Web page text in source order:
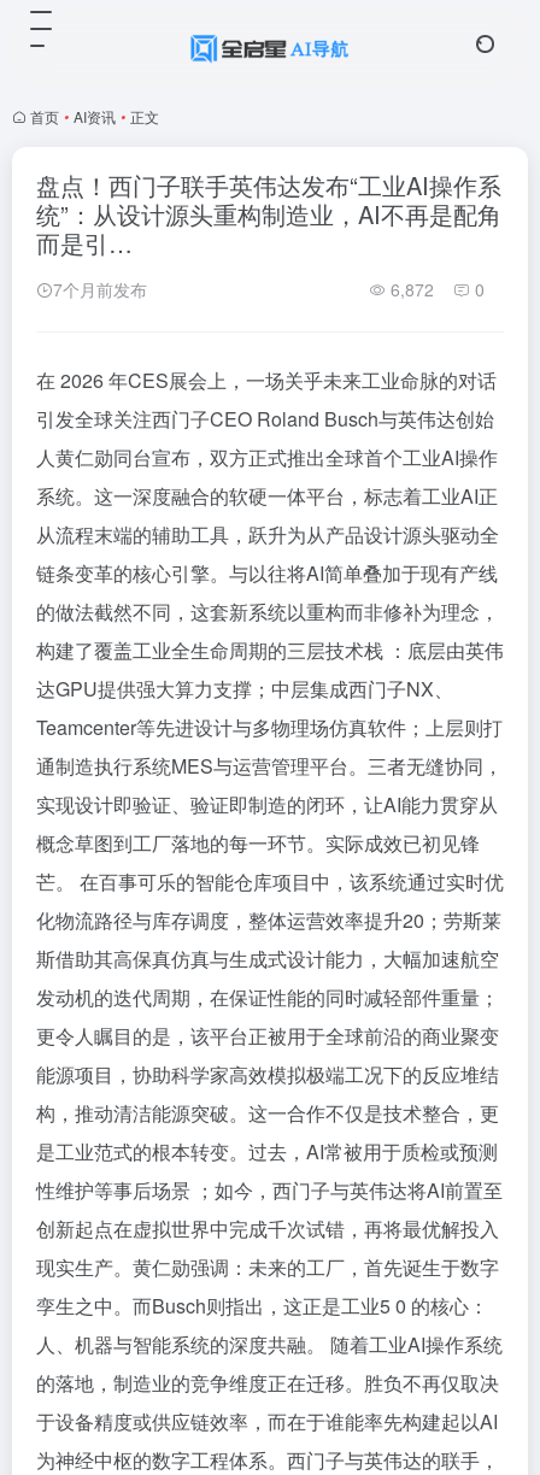
首页 • AI资讯 • 正文
盘点！西门子联手英伟达发布“工业AI操作系
统”：从设计源头重构制造业，AI不再是配角
而是引…
7个月前发布 6,872 0
在 2026 年CES展会上，一场关乎未来工业命脉的对话
引发全球关注西门子CEO Roland Busch与英伟达创始
人黄仁勋同台宣布，双方正式推出全球首个工业AI操作
系统。这一深度融合的软硬一体平台，标志着工业AI正
从流程末端的辅助工具，跃升为从产品设计源头驱动全
链条变革的核心引擎。与以往将AI简单叠加于现有产线
的做法截然不同，这套新系统以重构而非修补为理念，
构建了覆盖工业全生命周期的三层技术栈 ：底层由英伟
达GPU提供强大算力支撑；中层集成西门子NX、
Teamcenter等先进设计与多物理场仿真软件；上层则打
通制造执行系统MES与运营管理平台。三者无缝协同，
实现设计即验证、验证即制造的闭环，让AI能力贯穿从
概念草图到工厂落地的每一环节。实际成效已初见锋
芒。 在百事可乐的智能仓库项目中，该系统通过实时优
化物流路径与库存调度，整体运营效率提升20；劳斯莱
斯借助其高保真仿真与生成式设计能力，大幅加速航空
发动机的迭代周期，在保证性能的同时减轻部件重量；
更令人瞩目的是，该平台正被用于全球前沿的商业聚变
能源项目，协助科学家高效模拟极端工况下的反应堆结
构，推动清洁能源突破。这一合作不仅是技术整合，更
是工业范式的根本转变。过去，AI常被用于质检或预测
性维护等事后场景 ；如今，西门子与英伟达将AI前置至
创新起点在虚拟世界中完成千次试错，再将最优解投入
现实生产。黄仁勋强调：未来的工厂，首先诞生于数字
孪生之中。而Busch则指出，这正是工业5 0 的核心：
人、机器与智能系统的深度共融。 随着工业AI操作系统
的落地，制造业的竞争维度正在迁移。胜负不再仅取决
于设备精度或供应链效率，而在于谁能率先构建起以AI
为神经中枢的数字工程体系。西门子与英伟达的联手，